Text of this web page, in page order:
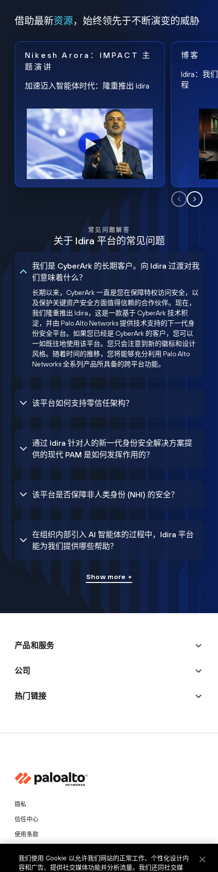
借助最新资源，始终领先于不断演变的威胁
Nikesh Arora：IMPACT 主
题演讲
加速迈入智能体时代：隆重推出 Idira
博客
Idira：我
程
常见问题解答
关于 Idira 平台的常见问题
我们是 CyberArk 的长期客户。向 Idira 过渡对我
们意味着什么？
长期以来，CyberArk 一直是您在保障特权访问安全，以
及保护关键资产安全方面值得信赖的合作伙伴。现在，
我们隆重推出 Idira，这是一款基于 CyberArk 技术积
淀，并由 Palo Alto Networks 提供技术支持的下一代身
份安全平台。如果您已经是 CyberArk 的客户，您可以
一如既往地使用该平台。您只会注意到新的徽标和设计
风格。随着时间的推移，您将能够充分利用 Palo Alto
Networks 全系列产品所具备的跨平台功能。
该平台如何支持零信任架构？
通过 Idira 针对人的新一代身份安全解决方案提
供的现代 PAM 是如何发挥作用的？
该平台是否保障非人类身份 (NHI) 的安全？
在组织内部引入 AI 智能体的过程中，Idira 平台
能为我们提供哪些帮助？
Show more +
产品和服务
公司
热门链接
隐私
信任中心
使用条款
我们使用 Cookie 以允许我们网站的正常工作、个性化设计内
容和广告、提供社交媒体功能并分析流量。我们还同社交媒